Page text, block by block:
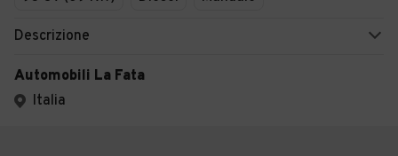
Descrizione
Automobili La Fata
Italia